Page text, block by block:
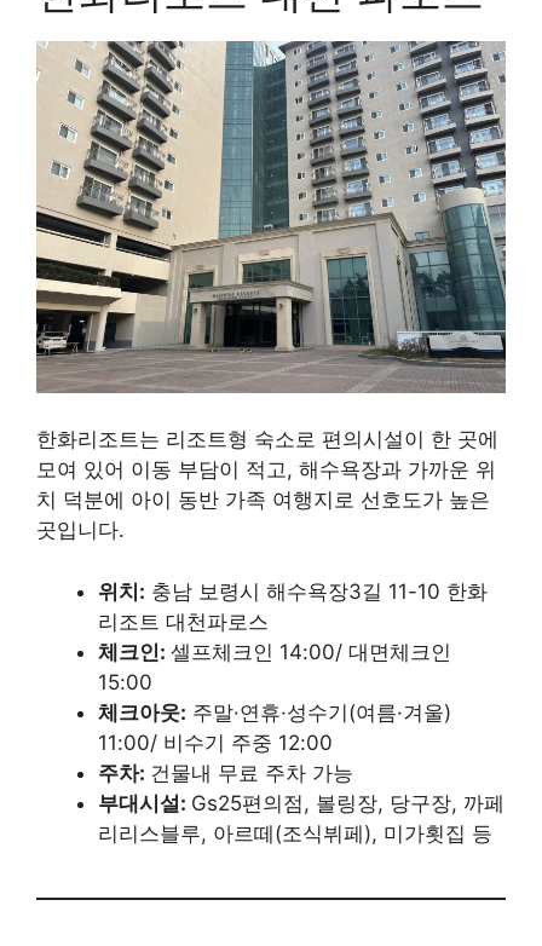
한화리조트는 리조트형 숙소로 편의시설이 한 곳에
모여 있어 이동 부담이 적고, 해수욕장과 가까운 위
치 덕분에 아이 동반 가족 여행지로 선호도가 높은
곳입니다.
위치: 충남 보령시 해수욕장3길 11-10 한화
리조트 대천파로스
체크인: 셀프체크인 14:00/ 대면체크인
15:00
체크아웃: 주말·연휴·성수기(여름·겨울)
11:00/ 비수기 주중 12:00
주차: 건물내 무료 주차 가능
부대시설: Gs25편의점, 볼링장, 당구장, 까페
리리스블루, 아르떼(조식뷔페), 미가횟집 등